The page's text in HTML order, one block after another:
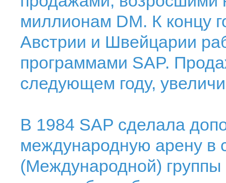
миллионам DM. К концу
Австрии и Швейцарии
программами SAP.
следующем году,
В 1984 SAP сделала
международную арену в
(Международной)